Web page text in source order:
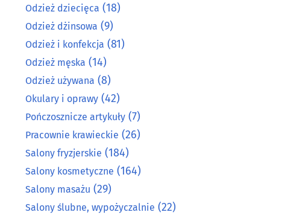
Odzież dziecięca (18)
Odzież dżinsowa (9)
Odzież i konfekcja (81)
Odzież męska (14)
Odzież używana (8)
Okulary i oprawy (42)
Pończosznicze artykuły (7)
Pracownie krawieckie (26)
Salony fryzjerskie (184)
Salony kosmetyczne (164)
Salony masażu (29)
Salony ślubne, wypożyczalnie (22)